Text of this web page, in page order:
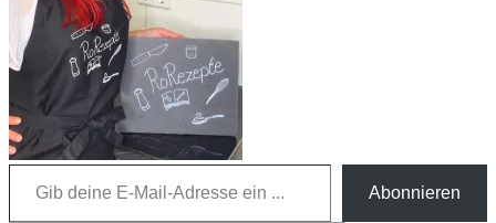
Gib deine E-Mail-Adresse ein ...
Abonnieren